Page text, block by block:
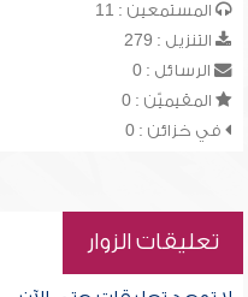
المستمعين : 11
التنزيل : 279
الرسائل : 0
المقيميّن : 0
في خزائن : 0
تعليقات الزوار